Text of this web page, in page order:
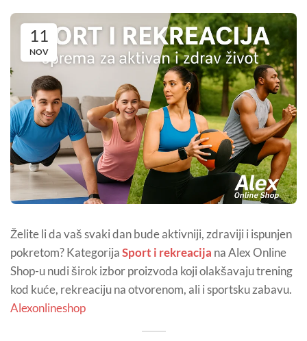
11
NOV
Želite li da vaš svaki dan bude aktivniji, zdraviji i ispunjen
pokretom? KategorijaSport i rekreacija na Alex Online
Shop-u nudi širok izbor proizvoda koji olakšavaju trening
kod kuće, rekreaciju na otvorenom, ali i sportsku zabavu.
Alexonlineshop